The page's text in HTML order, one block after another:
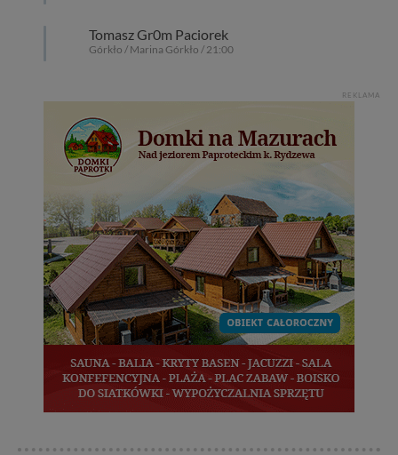
Tomasz Gr0m Paciorek
Górkło / Marina Górkło / 21:00
REKLAMA